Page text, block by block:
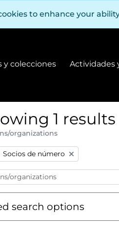
to enhance your
y colecciones
Fondos y colecciones
Actividades
1 results
organizations
Remove filter:
Socios de número
search options